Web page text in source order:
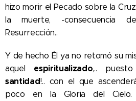
hizo morir el Pecado sobre la
la muerte, -consecuencia
Resurrección..
Y de hecho Él ya no retomó su
aquel espiritualizado,..
santidad!.. con el que
poco en la Gloria del